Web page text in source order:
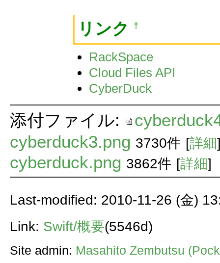
リンク †
RackSpace
Cloud Files API
CyberDuck
添付ファイル:
cyberduck3.png 3730件 [詳細
cyberduck.png 3862件 [詳細]
Last-modified: 2010-11-26 (金)
Link: Swift/概要(5546d)
Site admin: Masahito Zembutsu